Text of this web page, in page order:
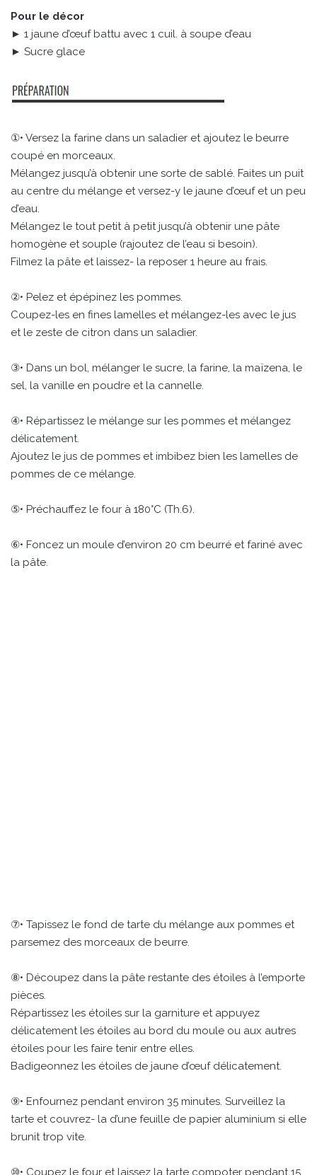
Pour le décor
► 1 jaune d’œuf battu avec 1 cuil. à soupe d’eau
► Sucre glace
①• Versez la farine dans un saladier et ajoutez le beurre
coupé en morceaux.
Mélangez jusqu’à obtenir une sorte de sablé. Faites un puit
au centre du mélange et versez-y le jaune d’œuf et un peu
d’eau.
Mélangez le tout petit à petit jusqu’à obtenir une pâte
homogène et souple (rajoutez de l’eau si besoin).
Filmez la pâte et laissez- la reposer 1 heure au frais.
②• Pelez et épépinez les pommes.
Coupez-les en fines lamelles et mélangez-les avec le jus
et le zeste de citron dans un saladier.
③• Dans un bol, mélanger le sucre, la farine, la maïzena, le
sel, la vanille en poudre et la cannelle.
④• Répartissez le mélange sur les pommes et mélangez
délicatement.
Ajoutez le jus de pommes et imbibez bien les lamelles de
pommes de ce mélange.
⑤• Préchauffez le four à 180°C (Th.6).
⑥• Foncez un moule d’environ 20 cm beurré et fariné avec
la pâte.
⑦• Tapissez le fond de tarte du mélange aux pommes et
parsemez des morceaux de beurre.
⑧• Découpez dans la pâte restante des étoiles à l’emporte
pièces.
Répartissez les étoiles sur la garniture et appuyez
délicatement les étoiles au bord du moule ou aux autres
étoiles pour les faire tenir entre elles.
Badigeonnez les étoiles de jaune d’œuf délicatement.
⑨• Enfournez pendant environ 35 minutes. Surveillez la
tarte et couvrez- la d’une feuille de papier aluminium si elle
brunit trop vite.
⑩• Coupez le four et laissez la tarte compoter pendant 15